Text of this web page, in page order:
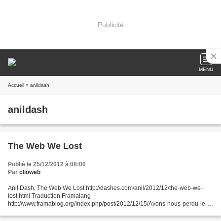
Publicité
MENU
Accueil » anildash
anildash
The Web We Lost
Publié le 25/12/2012 à 08:00
Par clioweb
Anil Dash, The Web We Lost http://dashes.com/anil/2012/12/the-web-we-
lost.html Traduction Framalang
http://www.framablog.org/index.php/post/2012/12/15/Avons-nous-perdu-le-
ouvert, génératif,...